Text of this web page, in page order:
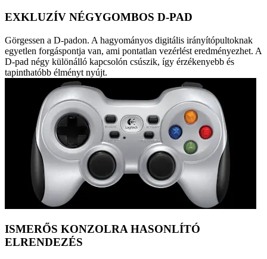
EXKLUZÍV NÉGYGOMBOS D-PAD
Görgessen a D-padon. A hagyományos digitális irányítópultoknak
egyetlen forgáspontja van, ami pontatlan vezérlést eredményezhet. A
D-pad négy különálló kapcsolón csúszik, így érzékenyebb és
tapinthatóbb élményt nyújt.
ISMERŐS KONZOLRA HASONLÍTÓ
ELRENDEZÉS